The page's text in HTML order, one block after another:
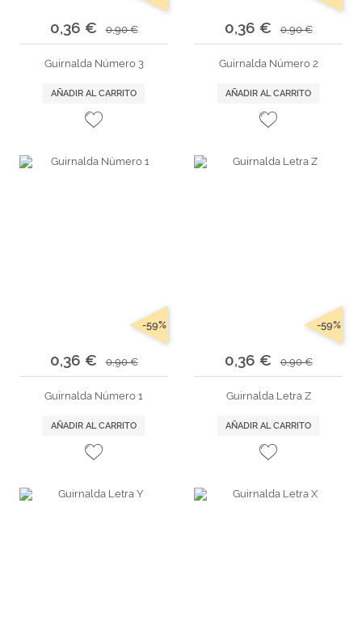
0,36 € 0,90 €
Guirnalda Número 3
AÑADIR AL CARRITO
0,36 € 0,90 €
Guirnalda Número 2
AÑADIR AL CARRITO
0,36 € 0,90 €
-59%
Guirnalda Número 1
AÑADIR AL CARRITO
0,36 € 0,90 €
-59%
Guirnalda Letra Z
AÑADIR AL CARRITO